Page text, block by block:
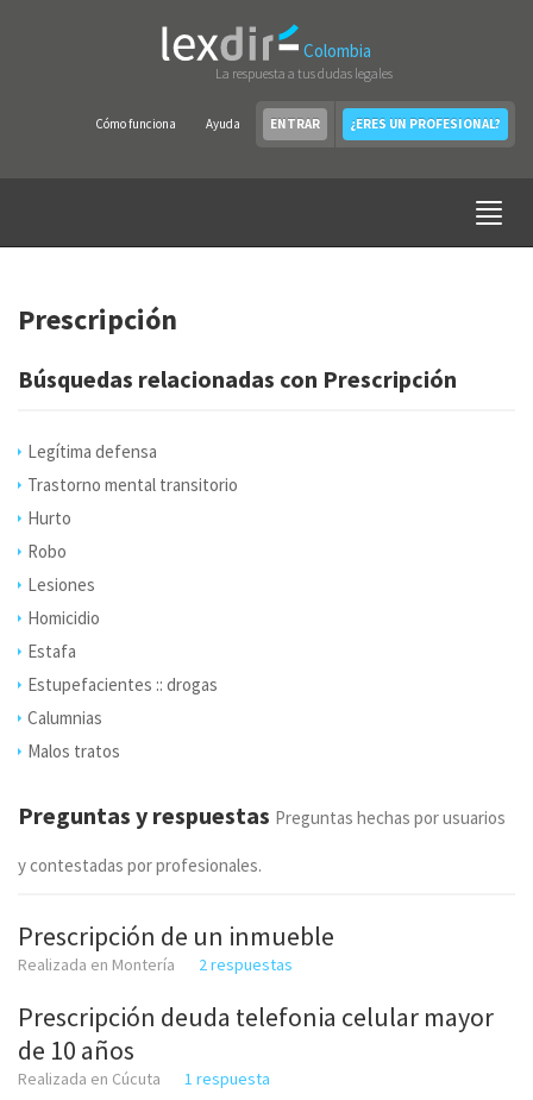
Colombia
La respuesta a tus dudas legales
Cómo funciona Ayuda ENTRAR ¿ERES UN PROFESIONAL?
Prescripción
Búsquedas relacionadas con Prescripción
Legítima defensa
Trastorno mental transitorio
Hurto
Robo
Lesiones
Homicidio
Estafa
Estupefacientes :: drogas
Calumnias
Malos tratos
Preguntas y respuestas Preguntas hechas por usuarios
y contestadas por profesionales.
Prescripción de un inmueble
Realizada en Montería 2 respuestas
Prescripción deuda telefonia celular mayor
de 10 años
Realizada en Cúcuta 1 respuesta